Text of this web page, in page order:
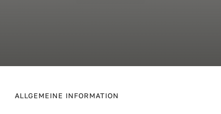
ALLGEMEINE INFORMATION